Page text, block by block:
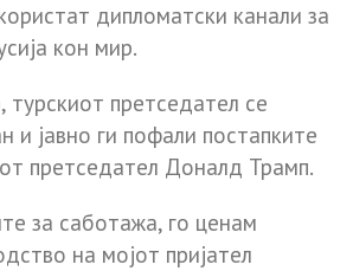
дипломатски канали за
кон мир.
турскиот претседател се
и јавно ги пофали постапките
претседател Доналд Трамп.
за саботажа, го ценам
на мојот пријател